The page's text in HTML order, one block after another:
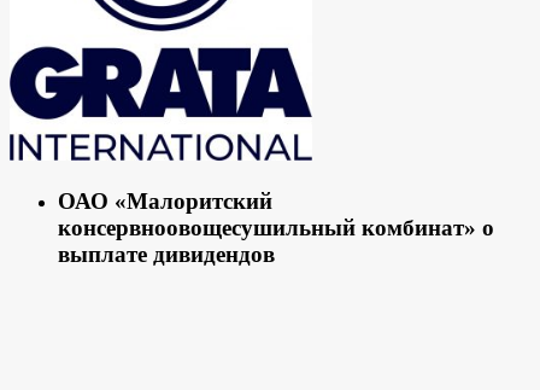
ОАО «Малоритский
консервноовощесушильный комбинат» о
выплате дивидендов